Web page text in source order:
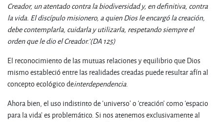
Creador, un atentado contra la biodiversidad y, en definitiva, contra
la vida. El discípulo misionero, a quien Dios le encargó la creación,
debe contemplarla, cuidarla y utilizarla, respetando siempre el
orden que le dio el Creador.’(DA 125)
El reconocimiento de las mutuas relaciones y equilibrio que Dios
mismo estableció entre las realidades creadas puede resultar afín al
concepto ecológico deinterdependencia.
Ahora bien, el uso indistinto de ‘universo’ o ‘creación’ como ‘espacio
para la vida’ es problemático. Si nos atenemos exclusivamente al